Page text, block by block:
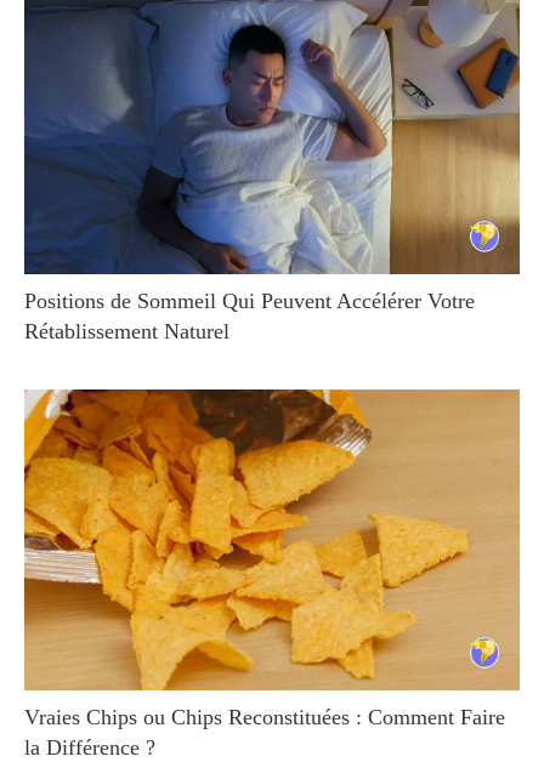
Positions de Sommeil Qui Peuvent Accélérer Votre
Rétablissement Naturel
Vraies Chips ou Chips Reconstituées : Comment Faire
la Différence ?